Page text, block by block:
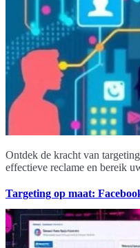
Ontdek de kracht van
effectieve reclame en bereik
Targeting op maat: